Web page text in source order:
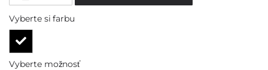
Vyberte si farbu
Vyberte možnosť